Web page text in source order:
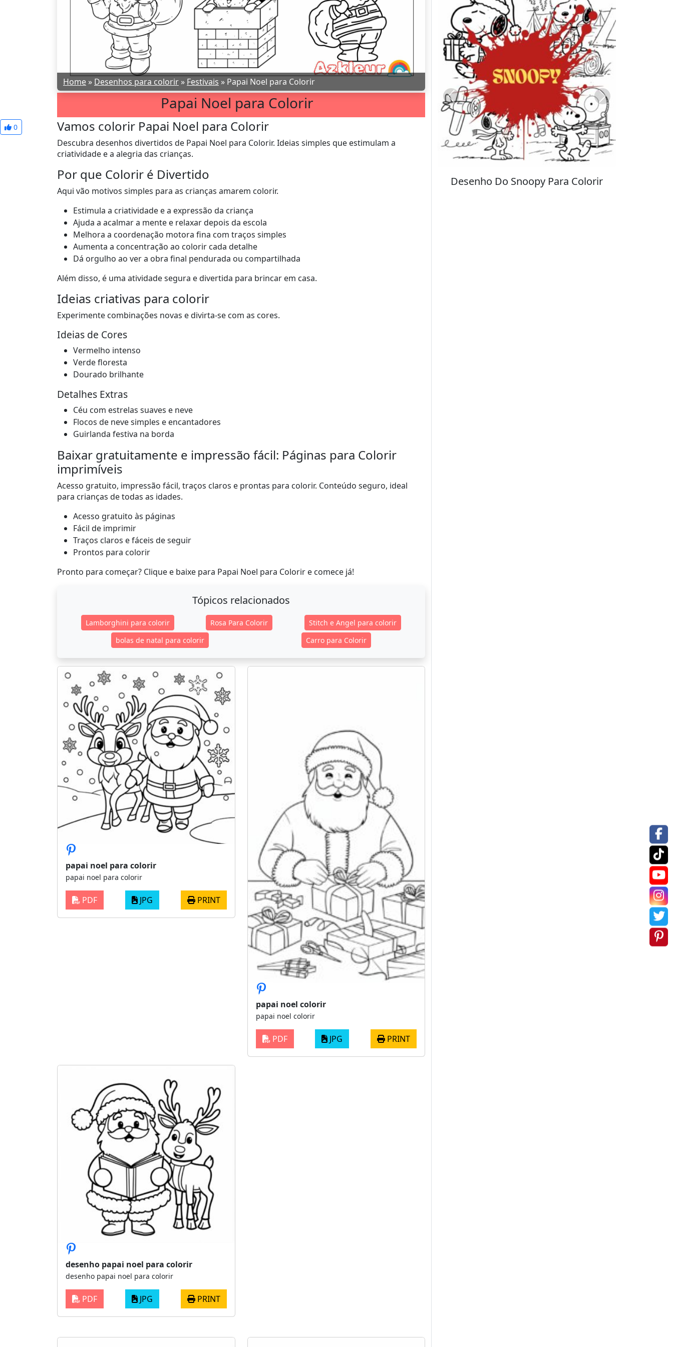
Home » Desenhos para colorir » Festivais » Papai Noel para Colorir
Papai Noel para Colorir
0 Vamos colorir Papai Noel para Colorir
Descubra desenhos divertidos de Papai Noel para Colorir. Ideias simples que estimulam a
criatividade e a alegria das crianças.
Por que Colorir é Divertido
Aqui vão motivos simples para as crianças amarem colorir.
Estimula a criatividade e a expressão da criança
Ajuda a acalmar a mente e relaxar depois da escola
Melhora a coordenação motora fina com traços simples
Aumenta a concentração ao colorir cada detalhe
Dá orgulho ao ver a obra final pendurada ou compartilhada
Além disso, é uma atividade segura e divertida para brincar em casa.
Ideias criativas para colorir
Experimente combinações novas e divirta-se com as cores.
Ideias de Cores
Vermelho intenso
Verde floresta
Dourado brilhante
Detalhes Extras
Céu com estrelas suaves e neve
Flocos de neve simples e encantadores
Guirlanda festiva na borda
Baixar gratuitamente e impressão fácil: Páginas para Colorir
imprimíveis
Acesso gratuito, impressão fácil, traços claros e prontas para colorir. Conteúdo seguro, ideal
para crianças de todas as idades.
Acesso gratuito às páginas
Fácil de imprimir
Traços claros e fáceis de seguir
Prontos para colorir
Pronto para começar? Clique e baixe para Papai Noel para Colorir e comece já!
Tópicos relacionados
Lamborghini para colorir Rosa Para Colorir
Stitch e Angel para colorir
bolas de natal para colorir
Carro para Colorir
papai noel para colorir
papai noel para colorir
PDF JPG PRINT
papai noel colorir
papai noel colorir
PDF JPG PRINT
desenho papai noel para colorir
desenho papai noel para colorir
PDF JPG PRINT
Stitch para Colorir
Previous Next